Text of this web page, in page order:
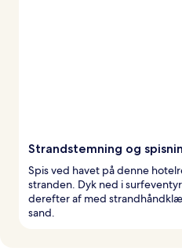
Strandstemning og
Spis ved havet på denne
stranden. Dyk ned i
derefter af med
sand.